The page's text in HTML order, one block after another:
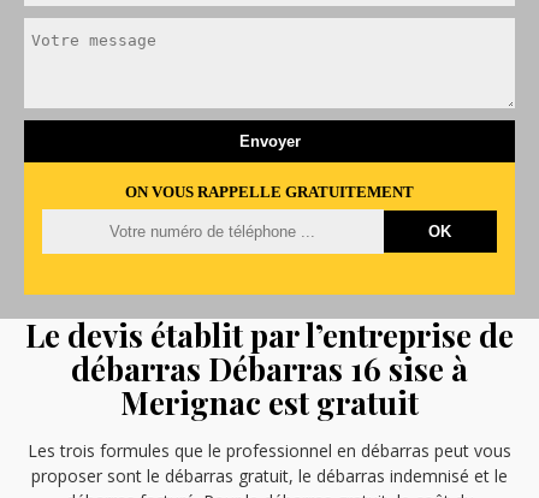
ON VOUS RAPPELLE GRATUITEMENT
Le devis établit par l’entreprise de
débarras Débarras 16 sise à
Merignac est gratuit
Les trois formules que le professionnel en débarras peut vous
proposer sont le débarras gratuit, le débarras indemnisé et le